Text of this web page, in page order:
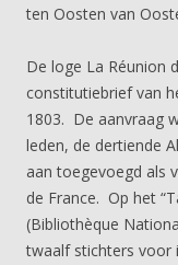
ten Oosten van
De loge La Réunion
constitutiebrief van
1803. De aanvraag
leden, de dertiende
aan toegevoegd als
de France. Op het
(Bibliothèque
twaalf stichters voor